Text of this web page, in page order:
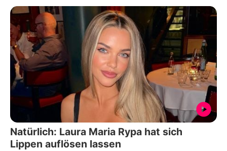
Natürlich: Laura Maria Rypa hat sich
Lippen auflösen lassen